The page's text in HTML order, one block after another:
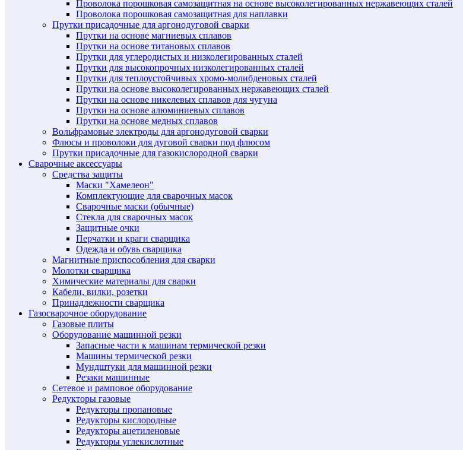
Проволока порошковая самозащитная на основе высоколегированных нержавеющих сталей
Проволока порошковая самозащитная для наплавки
Прутки присадочные для аргонодуговой сварки
Прутки на основе магниевых сплавов
Прутки на основе титановых сплавов
Прутки для углеродистых и низколегированных сталей
Прутки для высокопрочных низколегированных сталей
Прутки для теплоустойчивых хромо-молибденовых сталей
Прутки на основе высоколегированных нержавеющих сталей
Прутки на основе никелевых сплавов для чугуна
Прутки на основе алюминиевых сплавов
Прутки на основе медных сплавов
Вольфрамовые электроды для аргонодуговой сварки
Флюсы и проволоки для дуговой сварки под флюсом
Прутки присадочные для газокислородной сварки
Сварочные аксессуары
Средства защиты
Маски "Хамелеон"
Комплектующие для сварочных масок
Сварочные маски (обычные)
Стекла для сварочных масок
Защитные очки
Перчатки и краги сварщика
Одежда и обувь сварщика
Магнитные приспособления для сварки
Молотки сварщика
Химические материалы для сварки
Кабели, вилки, розетки
Принадлежности сварщика
Газосварочное оборудование
Газовые плиты
Оборудование машинной резки
Запасные части к машинам термической резки
Машины термической резки
Мундштуки для машинной резки
Резаки машинные
Сетевое и рамповое оборудование
Редукторы газовые
Редукторы пропановые
Редукторы кислородные
Редукторы ацетиленовые
Редукторы углекислотные